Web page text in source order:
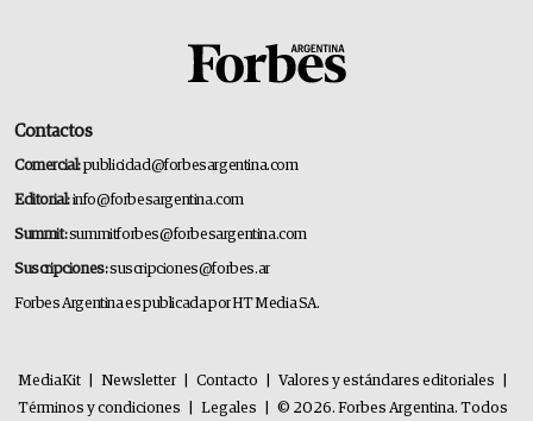
Contactos
Comercial:publicidad@forbesargentina.com
Editorial:info@forbesargentina.com
Summit:summitforbes@forbesargentina.com
Suscripciones:suscripciones@forbes.ar
Forbes Argentina es publicada por HT Media SA.
MediaKit Newsletter Contacto Valores y estándares editoriales
Términos y condiciones
Legales © 2026. Forbes Argentina. Todos